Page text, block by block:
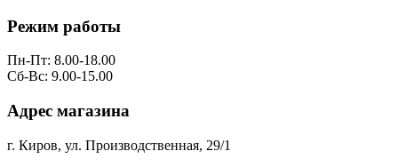
Режим работы
Пн-Пт: 8.00-18.00
Сб-Вс: 9.00-15.00
Адрес магазина
г. Киров, ул. Производственная, 29/1